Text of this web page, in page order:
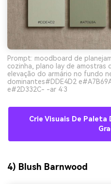
Prompt: moodboard de
cozinha, plano lay de amostras
elevação do armário no fundo
dominantes#DDE4D2
e#2D332C- -ar 4:3
Crie Visuais De Paleta
4) Blush Barnwood